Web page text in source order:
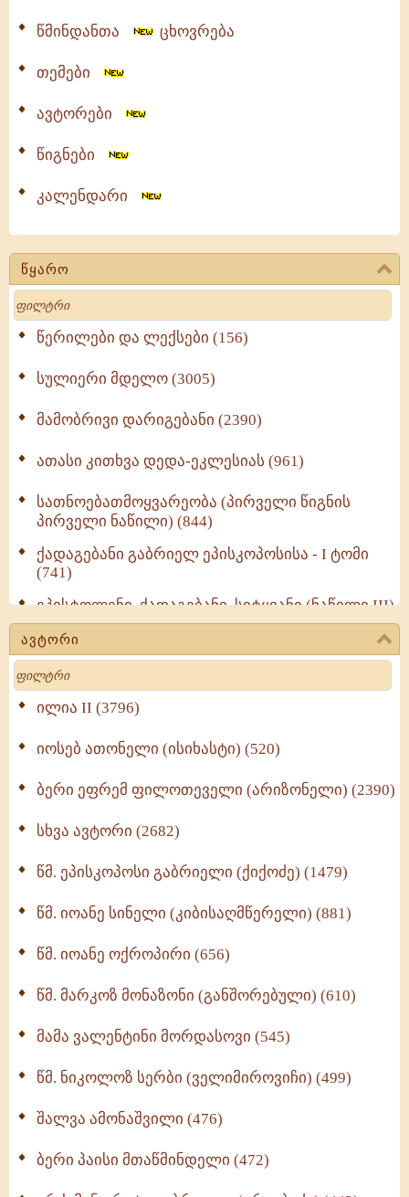
წმინდანთა ცხოვრება
თემები
ავტორები
წიგნები
კალენდარი
წყარო
Search
წერილები და ლექსები (156)
სულიერი მდელო (3005)
მამობრივი დარიგებანი (2390)
ათასი კითხვა დედა-ეკლესიას (961)
სათნოებათმოყვარეობა (პირველი წიგნის
პირველი ნაწილი) (844)
ქადაგებანი გაბრიელ ეპისკოპოსისა - I ტომი
(741)
ეპისტოლენი, ქადაგებანი, სიტყვანი (ნაწილი III)
(723)
მოძღვრის ძალზე სასარგებლო რჩევები
მრევლისათვის (545)
Wisdomge (514)
ქადაგებანი გაბრიელ ეპისკოპოსისა - II ტომი
სულიერი ცხოვრების სახელმძღვანელო -
ნაწილი II (369)
ავტორი
Search
ილია II (3796)
იოსებ ათონელი (ისიხასტი) (520)
ბერი ეფრემ ფილოთეველი (არიზონელი) (2390)
სხვა ავტორი (2682)
წმ. ეპისკოპოსი გაბრიელი (ქიქოძე) (1479)
წმ. იოანე სინელი (კიბისაღმწერელი) (881)
წმ. იოანე ოქროპირი (656)
წმ. მარკოზ მონაზონი (განშორებული) (610)
მამა ვალენტინი მორდასოვი (545)
წმ. ნიკოლოზ სერბი (ველიმიროვიჩი) (499)
შალვა ამონაშვილი (476)
ბერი პაისი მთაწმინდელი (472)